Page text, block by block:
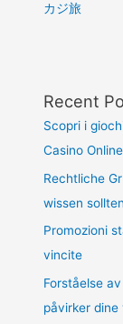
カジ旅
Recent
Scopri i
Casino Online
Rechtliche
wissen sollten
Promozioni
vincite
Forståelse
påvirker